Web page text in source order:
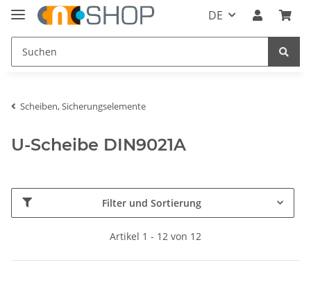
DE
Scheiben, Sicherungselemente
U-Scheibe DIN9021A
Filter und Sortierung
Artikel 1 - 12 von 12